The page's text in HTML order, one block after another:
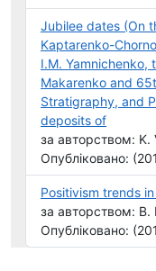
Jubilee dates (On
Kaptarenko-
I.M. Yamnichenko,
Makarenko and
Stratigraphy, and
deposits of
за авторством: K.
Опубліковано:
Positivism trends
за авторством: B.
Опубліковано: